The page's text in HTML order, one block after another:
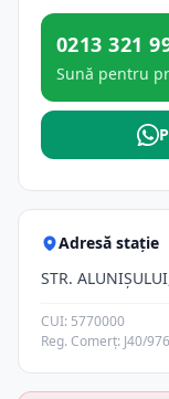
0213 321
Sună pentru
Adresă stație
STR.
CUI: 5770000
Reg. Comerț: J40/